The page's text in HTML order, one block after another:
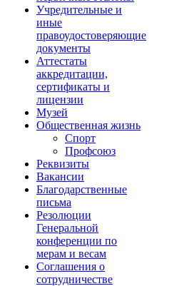
Учредительные и
иные
правоудостоверяющие
документы
Аттестаты
аккредитации,
сертификаты и
лицензии
Музей
Общественная жизнь
Спорт
Профсоюз
Реквизиты
Вакансии
Благодарственные
письма
Резолюции
Генеральной
конференции по
мерам и весам
Соглашения о
сотрудничестве